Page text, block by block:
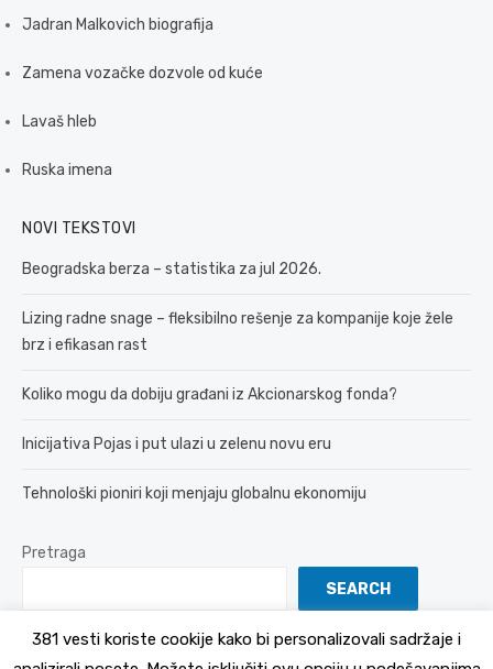
Jadran Malkovich biografija
Zamena vozačke dozvole od kuće
Lavaš hleb
Ruska imena
NOVI TEKSTOVI
Beogradska berza – statistika za jul 2026.
Lizing radne snage – fleksibilno rešenje za kompanije koje žele
brz i efikasan rast
Koliko mogu da dobiju građani iz Akcionarskog fonda?
Inicijativa Pojas i put ulazi u zelenu novu eru
Tehnološki pioniri koji menjaju globalnu ekonomiju
Pretraga
SEARCH
381 vesti koriste cookije kako bi personalizovali sadržaje i